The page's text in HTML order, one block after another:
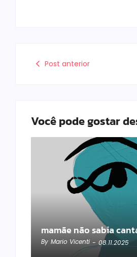
Post anterior
Você pode gostar
mamãe não sabia
By Mario Vicenti - 08.11.2025